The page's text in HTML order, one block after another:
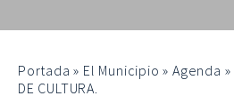
Portada » El Municipio »Agenda »
DE CULTURA.